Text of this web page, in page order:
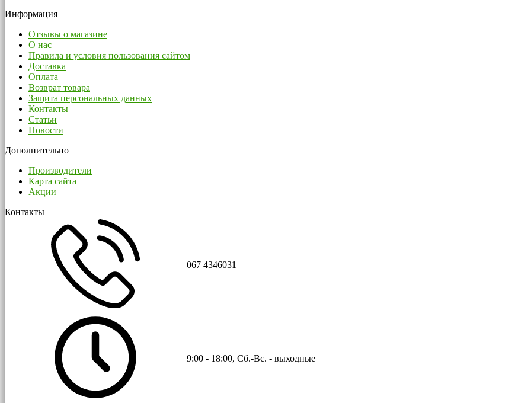
Информация
Отзывы о магазине
О нас
Правила и условия пользования сайтом
Доставка
Оплата
Возврат товара
Защита персональных данных
Контакты
Статьи
Новости
Дополнительно
Производители
Карта сайта
Акции
Контакты
067 4346031
9:00 - 18:00, Сб.-Вс. - выходные